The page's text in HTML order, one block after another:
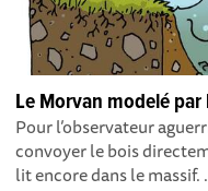
Le Morvan modelé
Pour l’observateur
convoyer le bois
lit encore dans le massif.